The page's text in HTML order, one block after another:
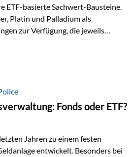
ETF-basierte Sachwert-Bausteine.
Platin und Palladium als
zur Verfügung, die jeweils
Marktmeinungen, sondern auf
– eingebettet in eine
Die
als Strukturprinzip Die
sich mit einer dreistufigen
auf mehreren Ebenen ansetzt:
• Versicherung mit…
Fonds oder ETF?
Jahren zu einem festen
entwickelt. Besonders bei